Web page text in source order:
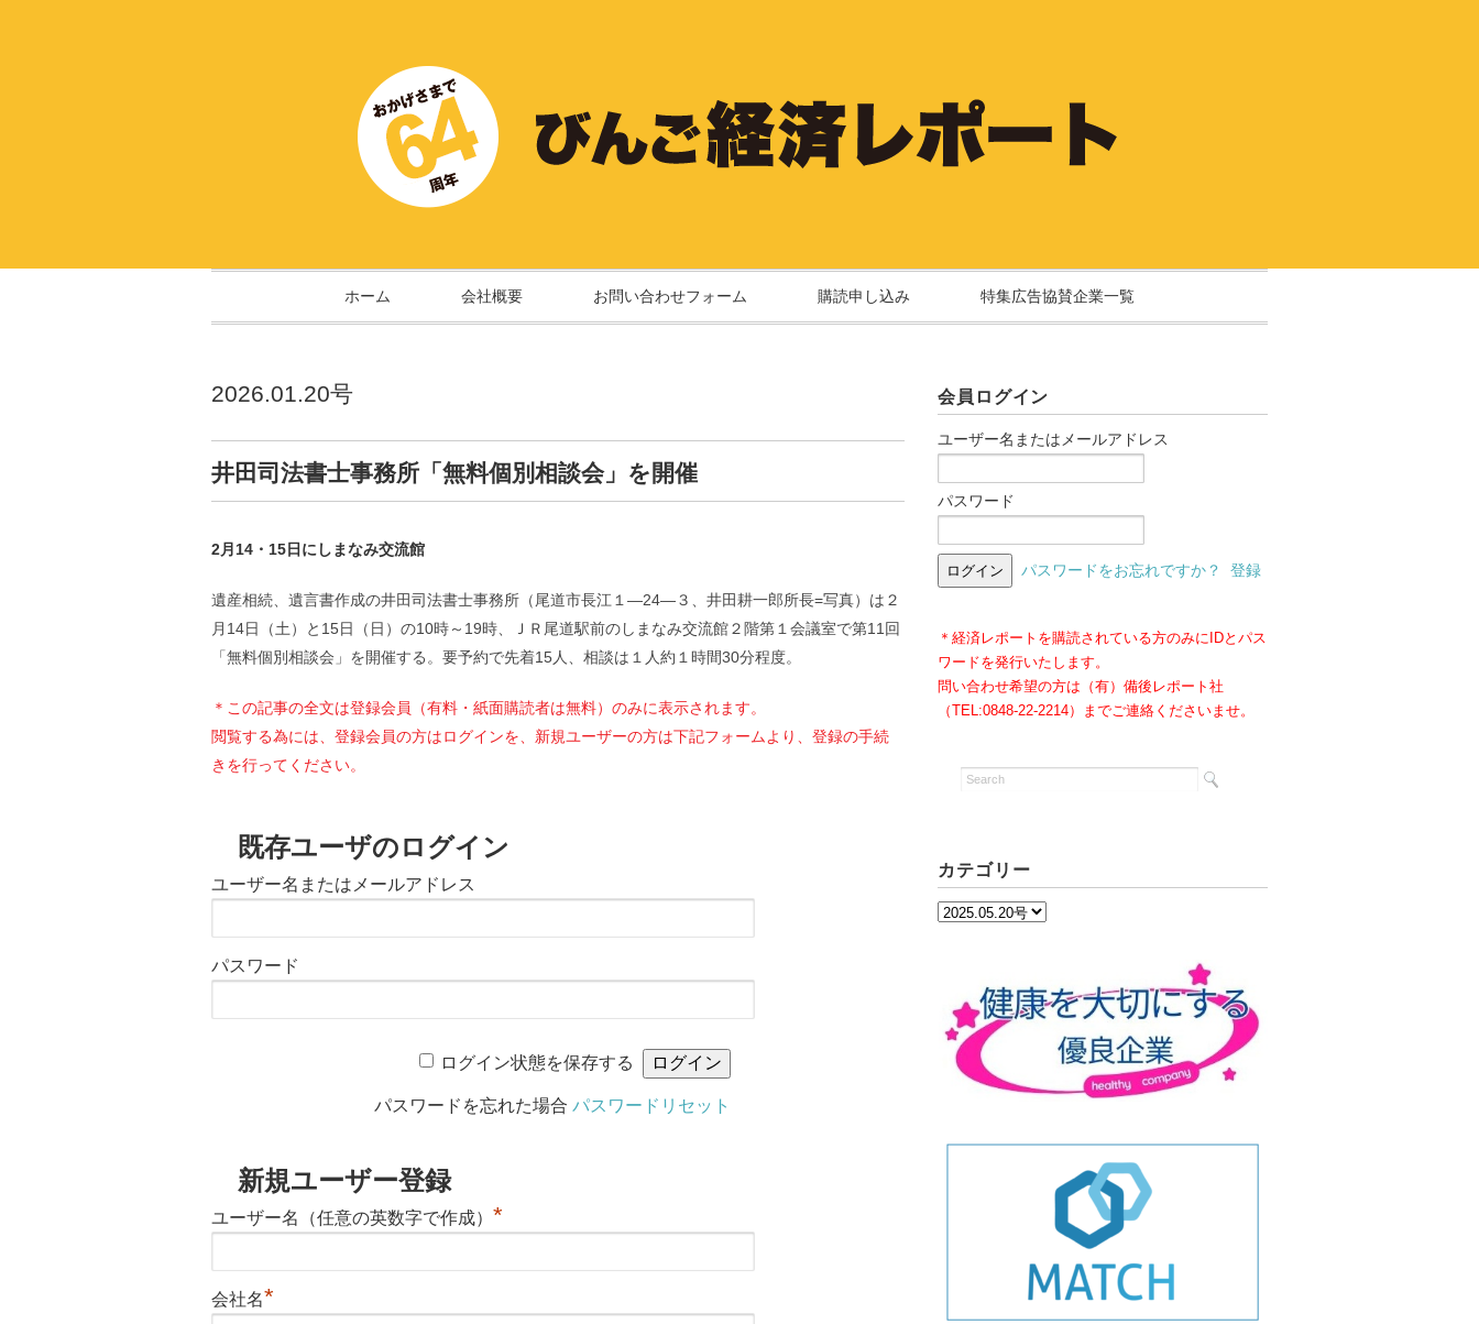
ホーム 会社概要 お問い合わせフォーム 購読申し込み 特集広告協賛企業一覧
2026.01.20号
井田司法書士事務所「無料個別相談会」を開催
2月14・15日にしまなみ交流館
遺産相続、遺言書作成の井田司法書士事務所（尾道市長江１―24―３、井田耕一郎所長=写真）は２
月14日（土）と15日（日）の10時～19時、ＪＲ尾道駅前のしまなみ交流館２階第１会議室で第11回
「無料個別相談会」を開催する。要予約で先着15人、相談は１人約１時間30分程度。
＊この記事の全文は登録会員（有料・紙面購読者は無料）のみに表示されます。
閲覧する為には、登録会員の方はログインを、新規ユーザーの方は下記フォームより、登録の手続
きを行ってください。
既存ユーザのログイン
ユーザー名またはメールアドレス
パスワード
ログイン状態を保存する
パスワードを忘れた場合パスワードリセット
新規ユーザー登録
ユーザー名（任意の英数字で作成） *
会社名*
会員ログイン
ユーザー名またはメールアドレス
パスワード
パスワードをお忘れですか？ 登録
＊経済レポートを購読されている方のみにIDとパス
ワードを発行いたします。
問い合わせ希望の方は（有）備後レポート社
（TEL:0848-22-2214）までご連絡くださいませ。
カテゴリー
カ